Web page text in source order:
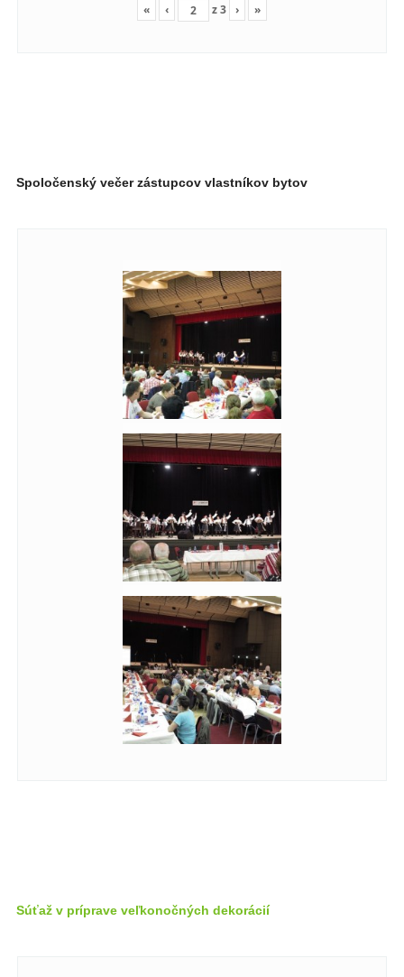
« ‹ z3 › »
Spoločenský večer zástupcov vlastníkov bytov
Súťaž v príprave veľkonočných dekorácií